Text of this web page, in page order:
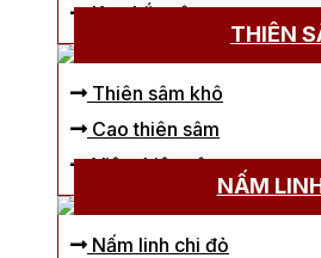
Kẹo hắc sâm
THIÊN
Thiên sâm khô
Cao thiên sâm
Viên thiên sâm
NẤM
Nấm linh chi đỏ